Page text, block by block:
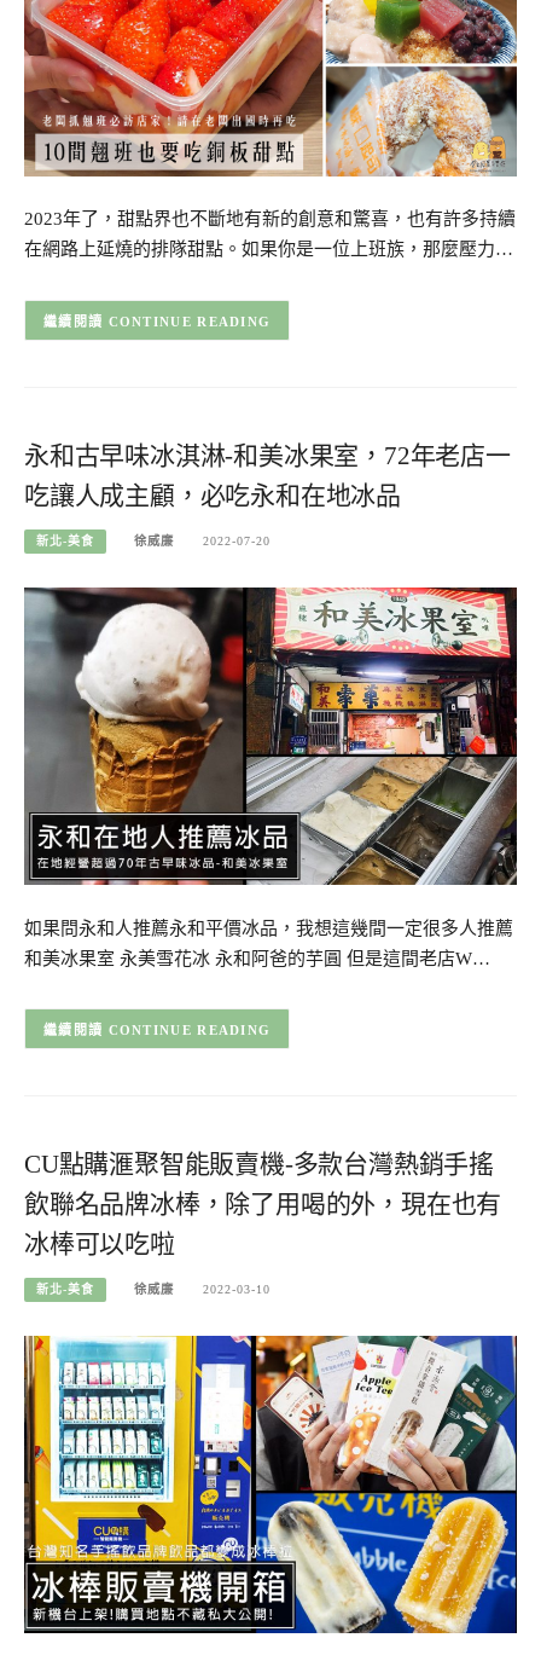
2023年了，甜點界也不斷地有新的創意和驚喜，也有許多持續
在網路上延燒的排隊甜點。如果你是一位上班族，那麼壓力…
CONTINUE READING
永和古早味冰淇淋-和美冰果室，72年老店一
吃讓人成主顧，必吃永和在地冰品
新北-美食 徐威廉 2022-07-20
如果問永和人推薦永和平價冰品，我想這幾間一定很多人推薦
和美冰果室 永美雪花冰 永和阿爸的芋圓 但是這間老店W…
CONTINUE READING
CU點購滙聚智能販賣機-多款台灣熱銷手搖
飲聯名品牌冰棒，除了用喝的外，現在也有
冰棒可以吃啦
新北-美食 徐威廉 2022-03-10